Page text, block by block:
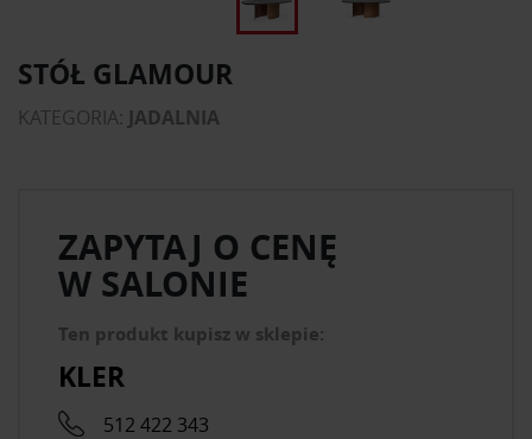
STÓŁ GLAMOUR
KATEGORIA: JADALNIA
ZAPYTAJ O CENĘ
W SALONIE
Ten produkt kupisz w sklepie:
KLER
512 422 343